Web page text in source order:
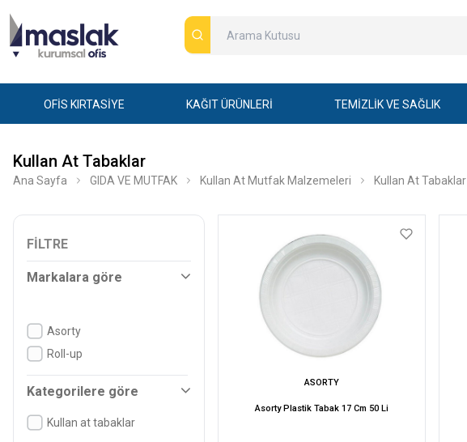
OFİS KIRTASİYE KAĞIT ÜRÜNLERİ TEMİZLİK VE SAĞLIK
Kullan At Tabaklar
Ana Sayfa GIDA VE MUTFAK Kullan At Mutfak Malzemeleri Kullan At Tabaklar
FILTRE
Markalara göre
Asorty
Roll-up
Kategorilere göre
Kullan at tabaklar
ASORTY
Asorty Plastik Tabak 17 Cm 50 Li